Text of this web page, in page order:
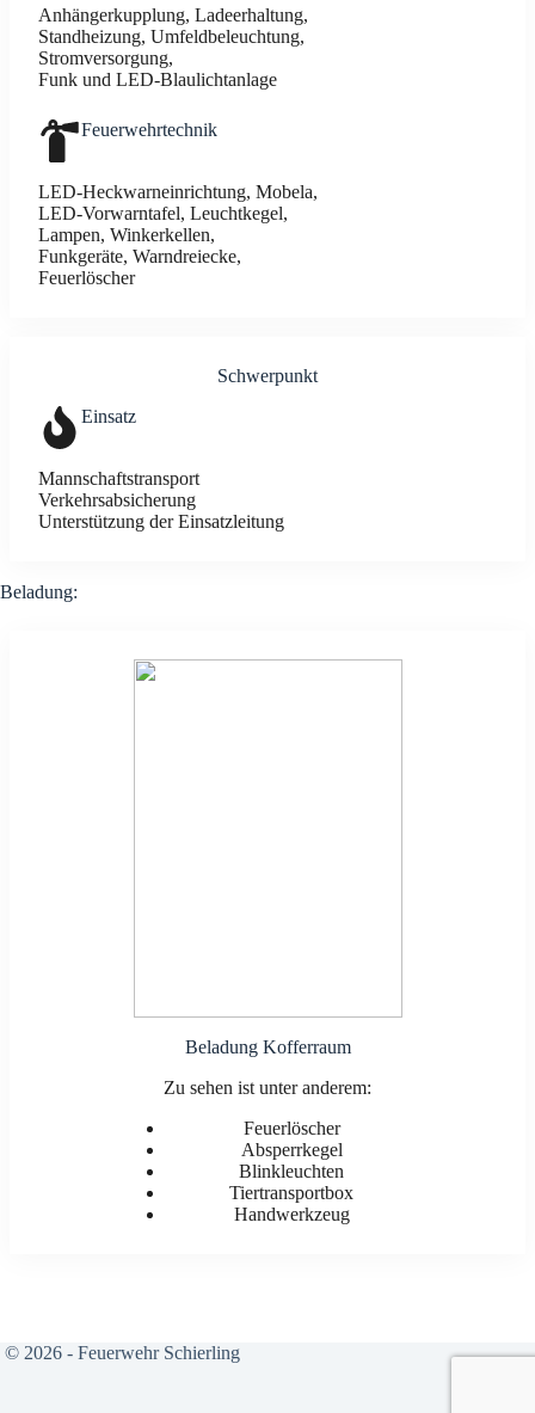
Anhän­ger­kupp­lung, Lade­er­hal­tung,
Stand­hei­zung, Umfeld­be­leuch­tung,
Strom­ver­sor­gung,
Funk und LED-Blau­licht­an­la­ge
Feu­er­wehr­tech­nik
LED-Heck­warn­ein­rich­tung, Mobe­la,
LED-Vor­warn­ta­fel, Leucht­ke­gel,
Lam­pen, Win­ker­kel­len,
Funk­ge­rä­te, Warn­drei­ecke,
Feu­er­lö­scher
Schwer­punkt
Ein­satz
Mann­schafts­trans­port
Ver­kehrs­ab­si­che­rung
Unter­stüt­zung der Ein­satz­lei­tung
Bela­dung:
Bela­dung Kof­fer­raum
Zu sehen ist unter ande­rem:
Feu­er­lö­scher
Absperr­ke­gel
Blink­leuch­ten
Tier­trans­port­box
Hand­werk­zeug
© 2026 - Feuerwehr Schierling